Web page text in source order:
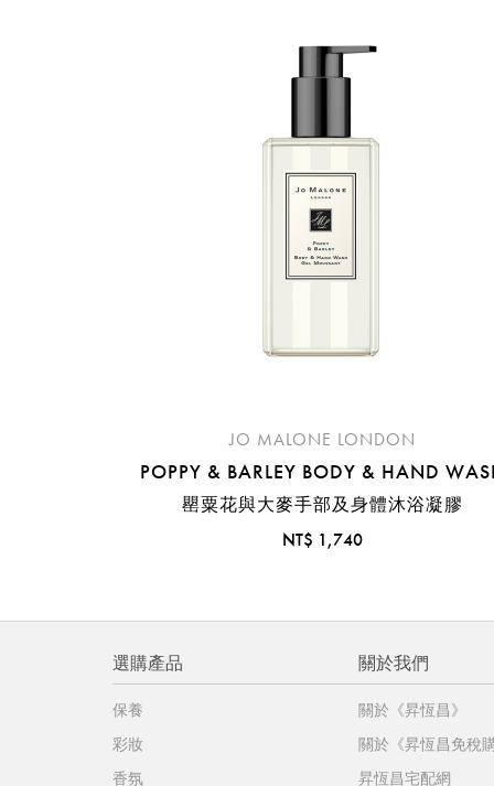
JO MALONE LONDON
POPPY & BARLEY BODY & HAND
罌粟花與大麥手部及身體沐浴凝膠
NT$ 1,740
選購產品
保養
彩妝
香氛
關於我們
關於《昇恆昌》
關於《昇恆昌免稅
昇恆昌宅配網